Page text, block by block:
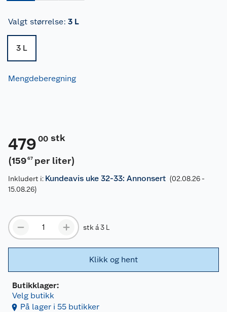
Valgt størrelse: 3 L
3 L
Mengdeberegning
479 00 stk
(159 67 per liter)
Inkludert i: Kundeavis uke 32-33: Annonsert (02.08.26 -
15.08.26)
stk á 3 L
Klikk og hent
Butikklager:
Velg butikk
På lager i 55 butikker